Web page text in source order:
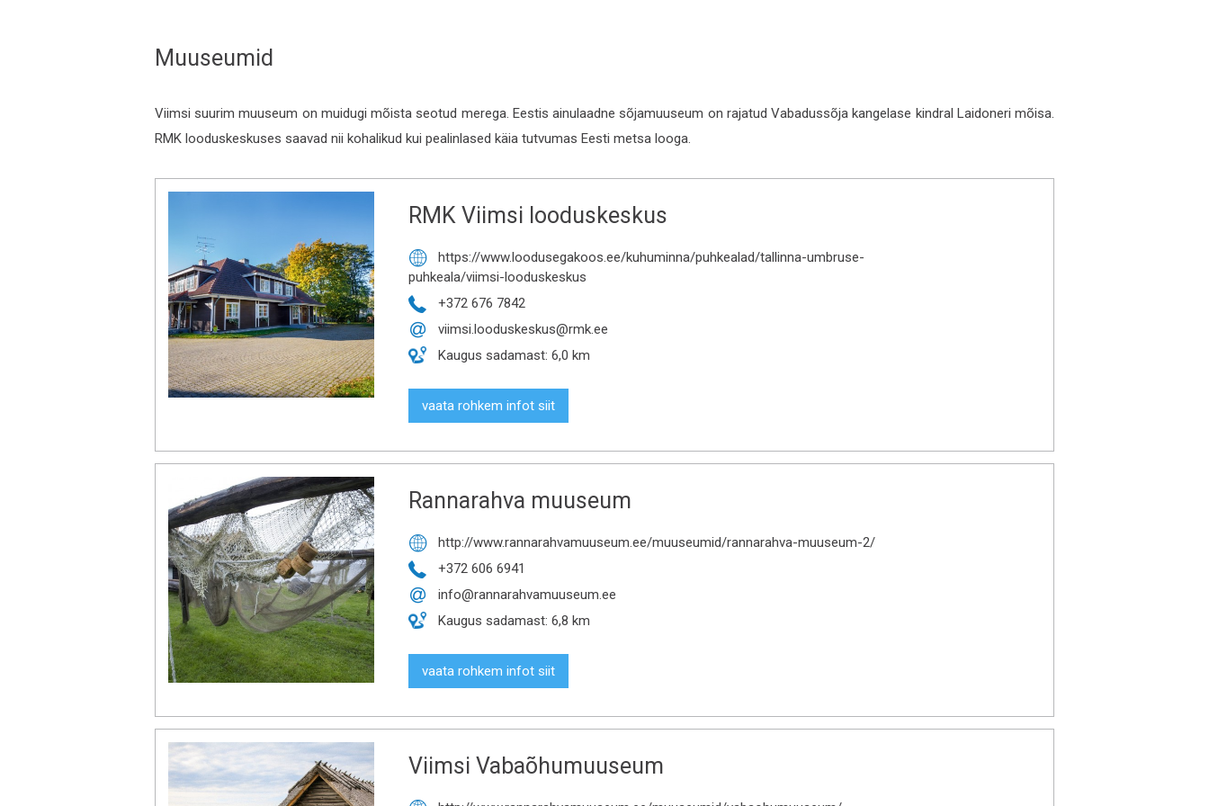
Muuseumid
Viimsi suurim muuseum on muidugi mõista seotud merega. Eestis ainulaadne sõjamuuseum on rajatud Vabadussõja kangelase kindral Laidoneri mõisa.
RMK looduskeskuses saavad nii kohalikud kui pealinlased käia tutvumas Eesti metsa looga.
RMK Viimsi looduskeskus

https://www.loodusegakoos.ee/kuhuminna/puhkealad/tallinna-umbruse-
puhkeala/viimsi-looduskeskus
 +372 676 7842

viimsi.looduskeskus@rmk.ee
Kaugus sadamast: 6,0 km
vaata rohkem infot siit
Rannarahva muuseum
 http://www.rannarahvamuuseum.ee/muuseumid/rannarahva-muuseum-2/
 +372 606 6941

info@rannarahvamuuseum.ee
Kaugus sadamast: 6,8 km
vaata rohkem infot siit
Viimsi Vabaõhumuuseum